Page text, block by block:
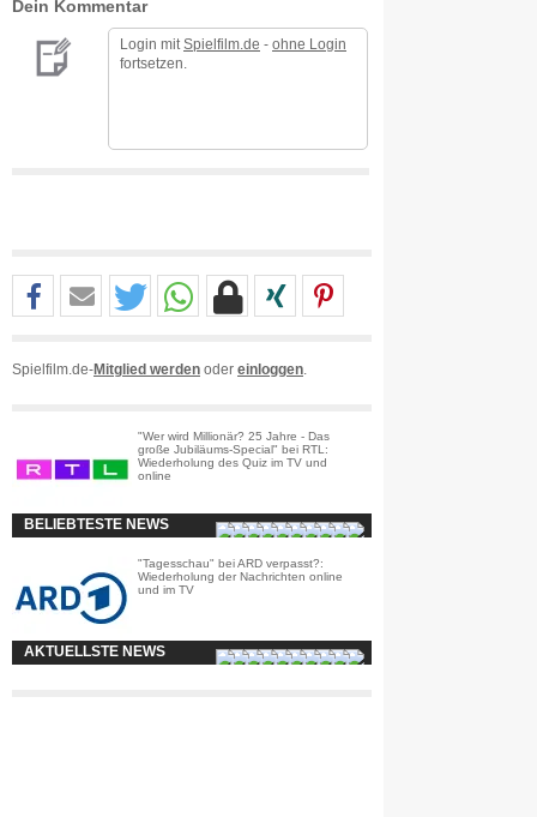
Dein Kommentar
Login mit Spielfilm.de - ohne Login
fortsetzen.
Spielfilm.de-Mitglied werden oder einloggen
"Wer wird Millionär? 25 Jahre - Das
große Jubiläums-Special" bei RTL:
Wiederholung des Quiz im TV und
online
BELIEBTESTE NEWS
"Tagesschau" bei ARD verpasst?:
Wiederholung der Nachrichten online
und im TV
AKTUELLSTE NEWS